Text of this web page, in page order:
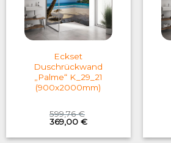
Eckset
Duschrückwand
„Palme“ K_29_21
(900x2000mm)
599,76€
Original
price
was:
369,00 €Current
is: